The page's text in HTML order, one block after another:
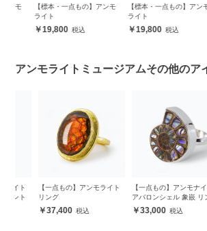
【標本・一点もの】アンモ
ライト
19,800
【標本・一点もの】アンモ
ライト
19,800
アンモライトミュージアムその他のア
【一点もの】アンモライト
リング
37,400
【一点もの】アンモナイト
アバロンシェル 象嵌 リング
33,000